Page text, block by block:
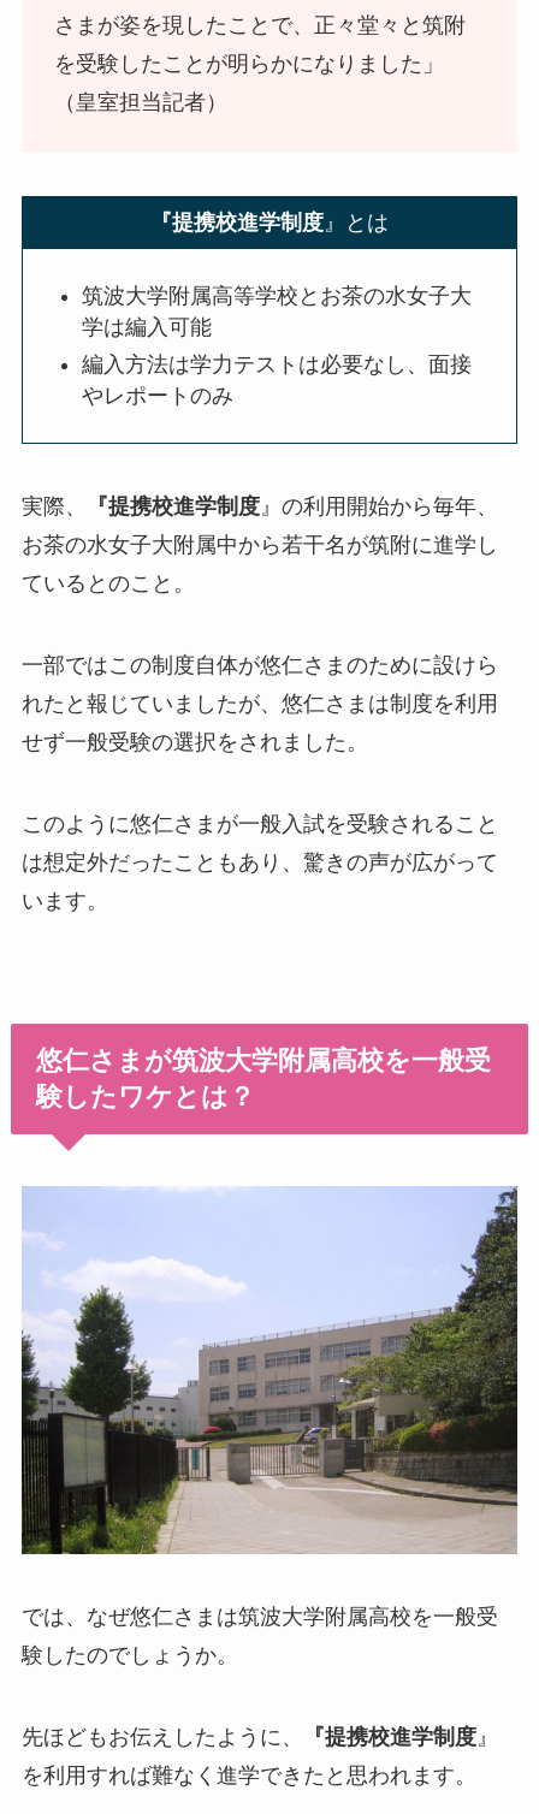
さまが姿を現したことで、正々堂々と筑附
を受験したことが明らかになりました」
（皇室担当記者）
『提携校進学制度』とは
筑波大学附属高等学校とお茶の水女子大
学は編入可能
編入方法は学力テストは必要なし、面接
やレポートのみ
実際、 『提携校進学制度』の利用開始から毎年、
お茶の水女子大附属中から若干名が筑附に進学し
ているとのこと。
一部ではこの制度自体が悠仁さまのために設けら
れたと報じていましたが、悠仁さまは制度を利用
せず一般受験の選択をされました。
このように悠仁さまが一般入試を受験されること
は想定外だったこともあり、驚きの声が広がって
います。
悠仁さまが筑波大学附属高校を一般受
験したワケとは？
では、なぜ悠仁さまは筑波大学附属高校を一般受
験したのでしょうか。
先ほどもお伝えしたように、 『提携校進学制度』
を利用すれば難なく進学できたと思われます。